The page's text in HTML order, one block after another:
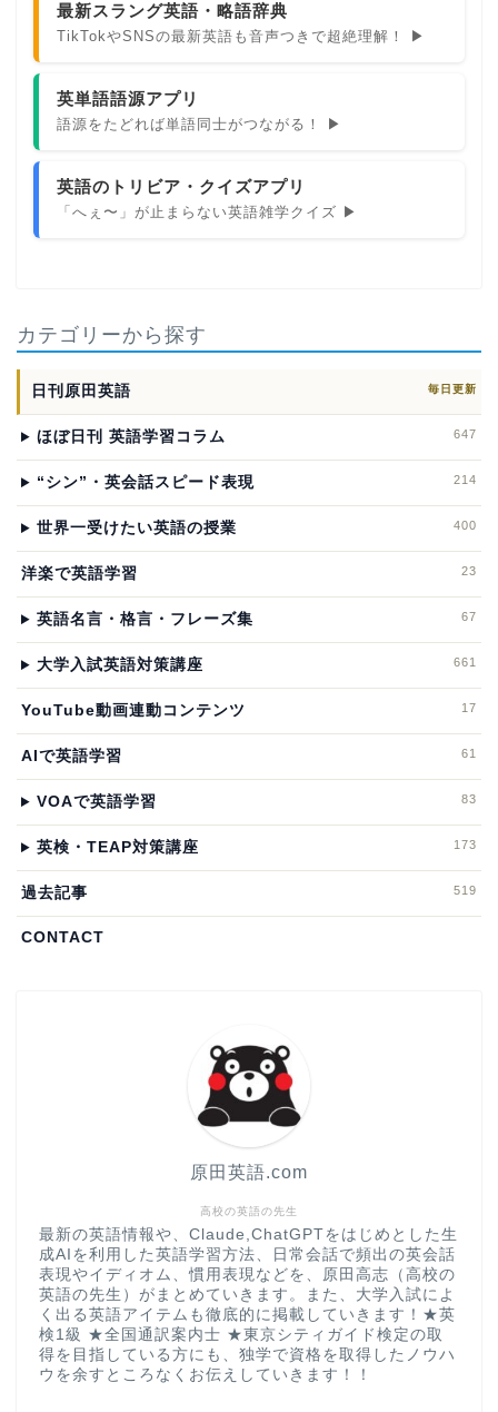
最新スラング英語・略語辞典
TikTokやSNSの最新英語も音声つきで超絶理解！ ▶
英単語語源アプリ
語源をたどれば単語同士がつながる！ ▶
英語のトリビア・クイズアプリ
「へぇ〜」が止まらない英語雑学クイズ ▶
カテゴリーから探す
日刊原田英語 毎日更新
ほぼ日刊 英語学習コラム 647
“シン”・英会話スピード表現 214
世界一受けたい英語の授業 400
洋楽で英語学習 23
英語名言・格言・フレーズ集 67
大学入試英語対策講座 661
YouTube動画連動コンテンツ 17
AIで英語学習 61
VOAで英語学習 83
英検・TEAP対策講座 173
過去記事 519
CONTACT
高校の英語の先生
原田英語.com
最新の英語情報や、Claude,ChatGPTをはじめとした生
成AIを利用した英語学習方法、日常会話で頻出の英会話
表現やイディオム、慣用表現などを、原田高志（高校の
英語の先生）がまとめていきます。また、大学入試によ
く出る英語アイテムも徹底的に掲載していきます！★英
検1級 ★全国通訳案内士 ★東京シティガイド検定の取
得を目指している方にも、独学で資格を取得したノウハ
ウを余すところなくお伝えしていきます！！